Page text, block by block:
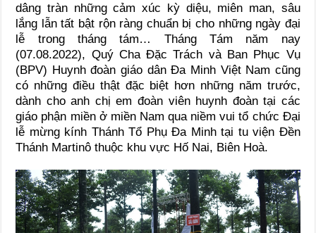
dâng tràn những cảm xúc kỳ diệu, miên man, sâu
lắng lẫn tất bật rộn ràng chuẩn bị cho những ngày đại
lễ trong tháng tám… Tháng Tám năm nay
(07.08.2022), Quý Cha Đặc Trách và Ban Phục Vụ
(BPV) Huynh đoàn giáo dân Đa Minh Việt Nam cũng
có những điều thật đặc biệt hơn những năm trước,
dành cho anh chị em đoàn viên huynh đoàn tại các
giáo phận miền ở miền Nam qua niềm vui tổ chức Đại
lễ mừng kính Thánh Tổ Phụ Đa Minh tại tu viện Đền
Thánh Martinô thuộc khu vực Hố Nai, Biên Hoà.